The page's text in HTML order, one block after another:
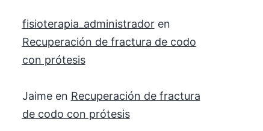
fisioterapia_administradoren
Recuperación de fractura de codo
con prótesis
Jaimeen Recuperación de fractura
de codo con prótesis